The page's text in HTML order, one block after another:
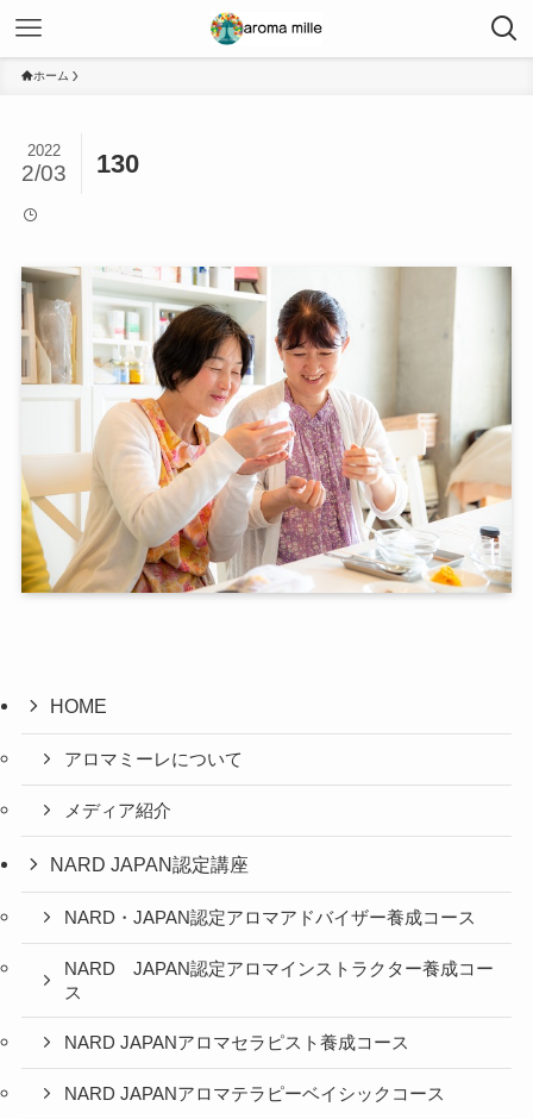
ホーム
130
2022
2/03
HOME
アロマミーレについて
メディア紹介
NARD JAPAN認定講座
NARD・JAPAN認定アロマアドバイザー養成コース
NARD JAPAN認定アロマインストラクター養成コー
ス
NARD JAPANアロマセラピスト養成コース
NARD JAPANアロマテラピーベイシックコース